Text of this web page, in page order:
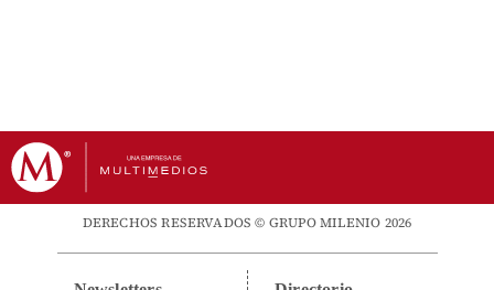
DERECHOS RESERVADOS © GRUPO MILENIO 2026